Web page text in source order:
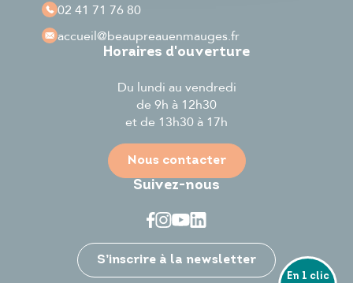
Je participe
02 41 71 76 80
accueil@beaupreauenmauges.fr
Horaires d'ouverture
Du lundi au vendredi
de 9h à 12h30
et de 13h30 à 17h
Nous contacter
Suivez-nous
S’inscrire à la newsletter
En 1 clic